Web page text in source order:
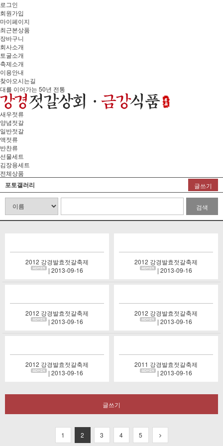
로그인
회원가입
마이페이지
최근본상품
장바구니
회사소개
토굴소개
축제소개
이용안내
찾아오시는길
대를 이어가는 50년 전통
새우젓류
양념젓갈
일반젓갈
액젓류
반찬류
선물세트
김장용세트
전체상품
포토갤러리 글쓰기
검색
2012 강경발효젓갈축제
| 2013-09-16
2012 강경발효젓갈축제
| 2013-09-16
2012 강경발효젓갈축제
| 2013-09-16
2012 강경발효젓갈축제
| 2013-09-16
2012 강경발효젓갈축제
| 2013-09-16
2011 강경발효젓갈축제
| 2013-09-16
글쓰기
1 2 3 4 5